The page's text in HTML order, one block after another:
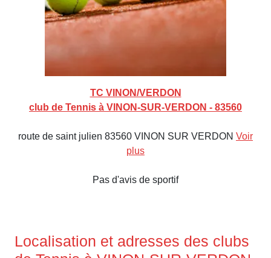
TC VINON/VERDON
club de Tennis à VINON-SUR-VERDON - 83560
route de saint julien 83560 VINON SUR VERDON Voir
plus
Pas d'avis de sportif
Localisation et adresses des clubs